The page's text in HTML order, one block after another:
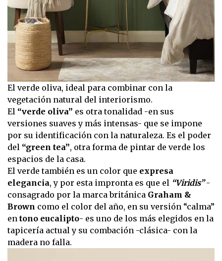
El verde oliva, ideal para combinar con la
vegetación natural del interiorismo.
El “verde oliva” es otra tonalidad -en sus
versiones suaves y más intensas- que se impone
por su identificación con la naturaleza. Es el poder
del “green tea”, otra forma de pintar de verde los
espacios de la casa.
El verde también es un color que expresa
elegancia, y por esta impronta es que el “Viridis”-
consagrado por la marca británica Graham &
Brown como el color del año, en su versión “calma”
en tono eucalipto- es uno de los más elegidos en la
tapicería actual y su combación -clásica- con la
madera no falla.